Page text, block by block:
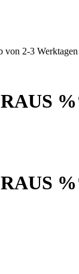
von 2-3 Werktagen